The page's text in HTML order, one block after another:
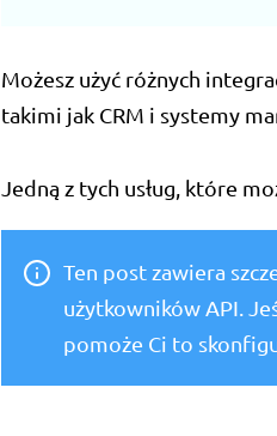
Możesz użyć różnych
takimi jak CRM i systemy
Jedną z tych usług, które
Ten post zawiera
użytkowników API.
pomoże Ci to